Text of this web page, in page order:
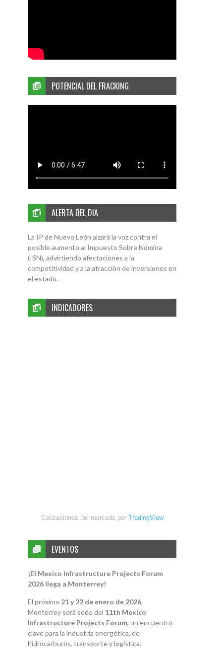
POTENCIAL DEL FRACKING
ALERTA DEL DIA
La IP de Nuevo León alzará la voz contra el
posible aumento al Impuesto Sobre Nómina
(ISN), advirtiendo afectaciones a la
competitividad y a la atracción de inversiones en
el estado.
INDICADORES
Cotizaciones del mercado por TradingView
EVENTOS
¡El Mexico Infrastructure Projects Forum
2026 llega a Monterrey!
El próximo 21 y 22 de enero de 2026,
Monterrey será sede del 11th Mexico
Infrastructure Projects Forum, un encuentro
clave para la industria energética, de
hidrocarburos, transporte y logística.